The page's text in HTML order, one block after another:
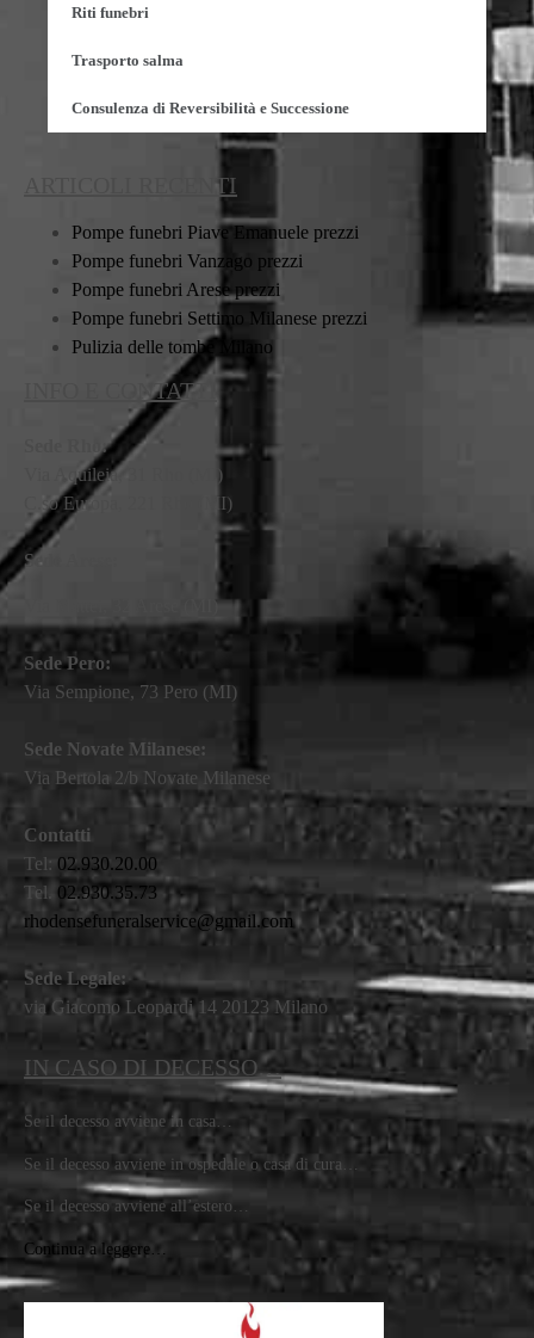
Riti funebri
Trasporto salma
Consulenza di Reversibilità e Successione
ARTICOLI RECENTI
Pompe funebri Piave Emanuele prezzi
Pompe funebri Vanzago prezzi
Pompe funebri Arese prezzi
Pompe funebri Settimo Milanese prezzi
Pulizia delle tombe Milano
INFO E CONTATTI
Sede Rho:
Via Aquileia, 31 Rho (MI)
C.so Europa, 221 Rho (MI)
Sede Arese:
Via Mattei, 32 Arese (MI)
Sede Pero:
Via Sempione, 73 Pero (MI)
Sede Novate Milanese:
Via Bertola 2/b Novate Milanese
Contatti
Tel: 02.930.20.00
Tel. 02.930.35.73
rhodensefuneralservice@gmail.com
Sede Legale:
via Giacomo Leopardi 14 20123 Milano
IN CASO DI DECESSO…
Se il decesso avviene in casa…
Se il decesso avviene in ospedale o casa di cura…
Se il decesso avviene all’estero…
Continua a leggere…